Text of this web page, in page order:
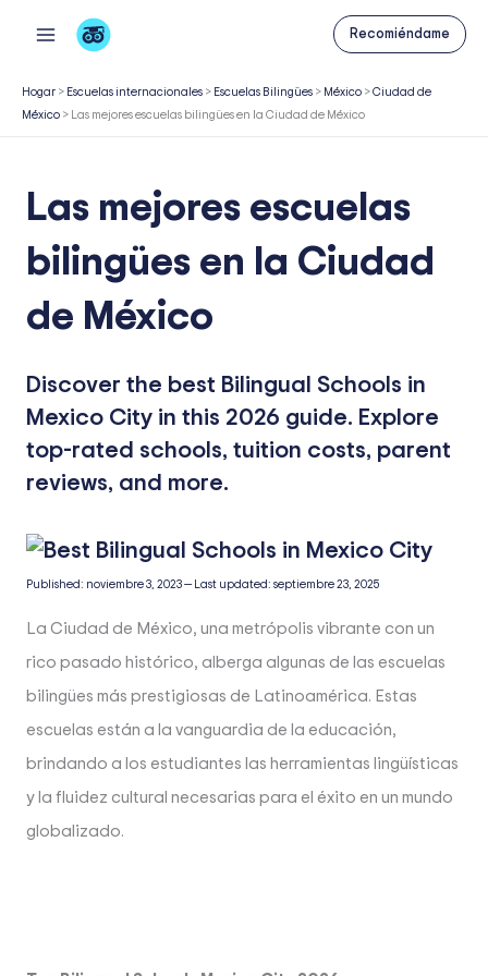
contenido
Recomiéndame
Hogar > Escuelas internacionales > Escuelas Bilingües > México >Ciudad de
México > Las mejores escuelas bilingües en la Ciudad de México
Las mejores escuelas
bilingües en la Ciudad
de México
Discover the best Bilingual Schools in
Mexico City in this 2026 guide. Explore
top-rated schools, tuition costs, parent
reviews, and more.
Published: noviembre 3, 2023— Last updated: septiembre 23, 2025
La Ciudad de México, una metrópolis vibrante con un
rico pasado histórico, alberga algunas de las escuelas
bilingües más prestigiosas de Latinoamérica. Estas
escuelas están a la vanguardia de la educación,
brindando a los estudiantes las herramientas lingüísticas
y la fluidez cultural necesarias para el éxito en un mundo
globalizado.